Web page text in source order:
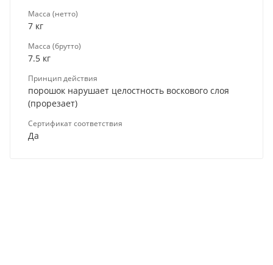
Масса (нетто)
7 кг
Масса (брутто)
7.5 кг
Принцип действия
порошок нарушает целостность воскового слоя
(прорезает)
Сертификат соответствия
Да